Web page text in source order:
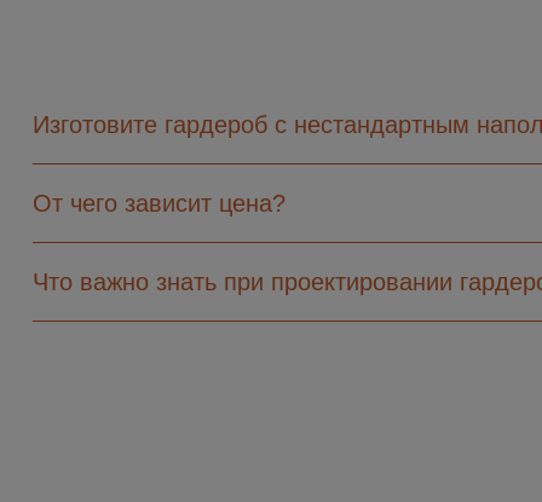
Изготовите гардероб с нестандартным
От чего зависит цена?
Что важно знать при проектировании